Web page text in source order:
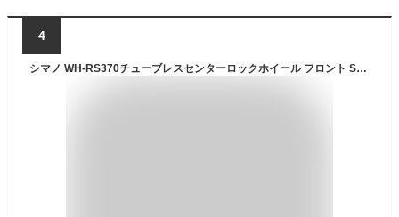
4
シマノ WH-RS370チューブレスセンターロックホイール フロント SHIMANO 送料無料